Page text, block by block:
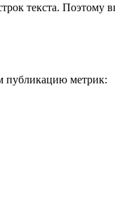
текста.
публикацию метрик: